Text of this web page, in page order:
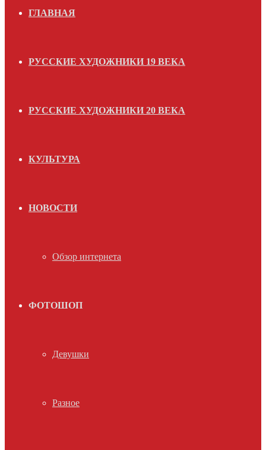
ГЛАВНАЯ
РУССКИЕ ХУДОЖНИКИ 19 ВЕКА
РУССКИЕ ХУДОЖНИКИ 20 ВЕКА
КУЛЬТУРА
НОВОСТИ
Обзор интернета
ФОТОШОП
Девушки
Разное